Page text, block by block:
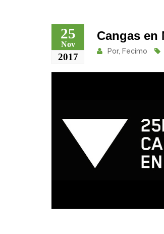
25
Nov
2017
Cangas en
Por, Fecimo